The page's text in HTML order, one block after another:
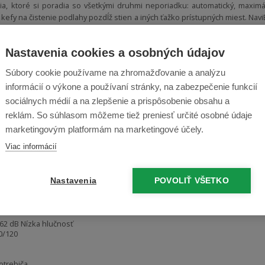
ktoré si poradia so všetkými druhmi neporiadku: automatický,
na čistenie podlahy pozdĺž stien a iných ťažko prístupných miest.
o niekoľko hodín neskôr, alebo ho môžete naplánovať tak, aby
ochrany vašich priestorov. Stlačením tlačidla môžete aktivovať
nábytok, posteľ domáceho maznáčika alebo čokoľvek iné, od
potom bude upratovať jednu miestnosť, potom druhú a potom
0,5 l
spotrebiča -dotykové
dB Nízka hlučnosť
120
Nastavenia cookies a osobných údajov
Súbory cookie používame na zhromažďovanie a analýzu
informácií o výkone a používaní stránky, na zabezpečenie funkcií
sociálnych médií a na zlepšenie a prispôsobenie obsahu a
reklám. So súhlasom môžeme tiež preniesť určité osobné údaje
marketingovým platformám na marketingové účely.
Viac informácií
Nastavenia POVOLIŤ VŠETKO